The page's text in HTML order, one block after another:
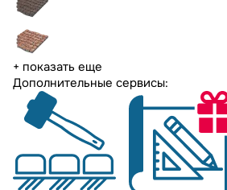
+ показать еще
Дополнительные сервисы: